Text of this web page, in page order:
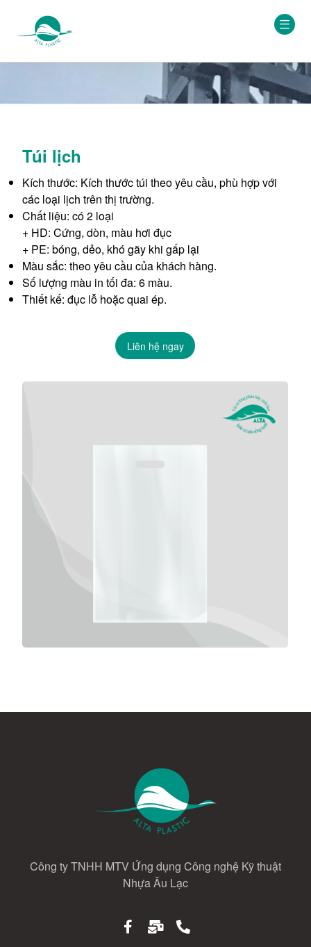
Túi lịch
Kích thước: Kích thước túi theo yêu cầu, phù hợp với
các loại lịch trên thị trường.
Chất liệu: có 2 loại
+ HD: Cứng, dòn, màu hơi đục
+ PE: bóng, dẻo, khó gãy khi gấp lại
Màu sắc: theo yêu cầu của khách hàng.
Số lượng màu in tối đa: 6 màu.
Thiết kế: đục lỗ hoặc quai ép.
Liên hệ ngay
Công ty TNHH MTV Ứng dụng Công nghệ Kỹ thuật
Nhựa Âu Lạc